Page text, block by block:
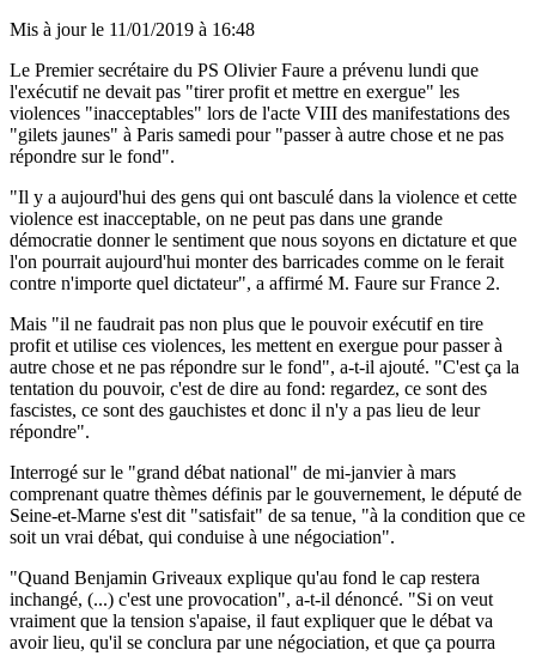
Mis à jour le 11/01/2019 à 16:48
Le Premier secrétaire du PS Olivier Faure a prévenu lundi que
l'exécutif ne devait pas "tirer profit et mettre en exergue" les
violences "inacceptables" lors de l'acte VIII des manifestations des
"gilets jaunes" à Paris samedi pour "passer à autre chose et ne pas
répondre sur le fond".
"Il y a aujourd'hui des gens qui ont basculé dans la violence et cette
violence est inacceptable, on ne peut pas dans une grande
démocratie donner le sentiment que nous soyons en dictature et que
l'on pourrait aujourd'hui monter des barricades comme on le ferait
contre n'importe quel dictateur", a affirmé M. Faure sur France 2.
Mais "il ne faudrait pas non plus que le pouvoir exécutif en tire
profit et utilise ces violences, les mettent en exergue pour passer à
autre chose et ne pas répondre sur le fond", a-t-il ajouté. "C'est ça la
tentation du pouvoir, c'est de dire au fond: regardez, ce sont des
fascistes, ce sont des gauchistes et donc il n'y a pas lieu de leur
répondre".
Interrogé sur le "grand débat national" de mi-janvier à mars
comprenant quatre thèmes définis par le gouvernement, le député de
Seine-et-Marne s'est dit "satisfait" de sa tenue, "à la condition que ce
soit un vrai débat, qui conduise à une négociation".
"Quand Benjamin Griveaux explique qu'au fond le cap restera
inchangé, (...) c'est une provocation", a-t-il dénoncé. "Si on veut
vraiment que la tension s'apaise, il faut expliquer que le débat va
avoir lieu, qu'il se conclura par une négociation, et que ça pourra